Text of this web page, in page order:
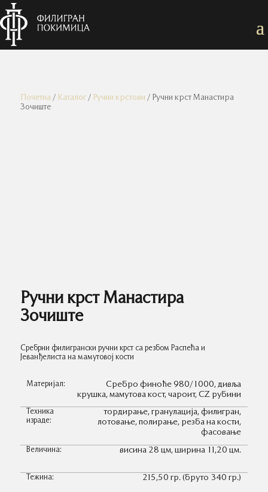
Почетна/ Каталог/ Ручни крстови / Ручни крст Манастира
Зочиште
Ручни крст Манастира
Зочиште
Сребрни филигрански ручни крст са резбом Распећа и
Јеванђелиста на мамутовој кости
Материјал:
Сребро финоће 980/1000, дивља
крушка, мамутова кост, чароит, CZ рубини
Техника
израде:
тордирање, гранулација, филигран,
лотовање, полирање, резба на кости,
фасовање
Величина: висина 28 цм, ширина 11,20 цм.
Тежина: 215,50 гр. (бруто 340 гр.)